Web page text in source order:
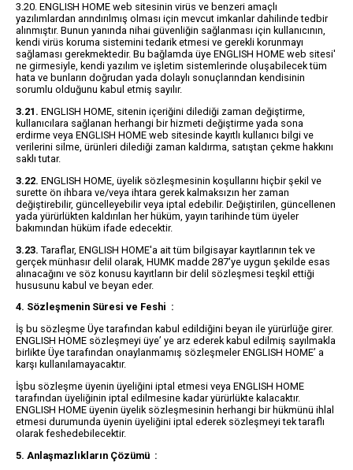
3.20. ENGLISH HOME web sitesinin virüs ve benzeri amaçlı
yazılımlardan arındırılmış olması için mevcut imkanlar dahilinde tedbir
alınmıştır. Bunun yanında nihai güvenliğin sağlanması için kullanıcının,
kendi virüs koruma sistemini tedarik etmesi ve gerekli korunmayı
sağlaması gerekmektedir. Bu bağlamda üye ENGLISH HOME web sitesi'
ne girmesiyle, kendi yazılım ve işletim sistemlerinde oluşabilecek tüm
hata ve bunların doğrudan yada dolaylı sonuçlarından kendisinin
sorumlu olduğunu kabul etmiş sayılır.
3.21. ENGLISH HOME, sitenin içeriğini dilediği zaman değiştirme,
kullanıcılara sağlanan herhangi bir hizmeti değiştirme yada sona
erdirme veya ENGLISH HOME web sitesinde kayıtlı kullanıcı bilgi ve
verilerini silme, ürünleri dilediği zaman kaldırma, satıştan çekme hakkını
saklı tutar.
3.22. ENGLISH HOME, üyelik sözleşmesinin koşullarını hiçbir şekil ve
surette ön ihbara ve/veya ihtara gerek kalmaksızın her zaman
değiştirebilir, güncelleyebilir veya iptal edebilir. Değiştirilen, güncellenen
yada yürürlükten kaldırılan her hüküm, yayın tarihinde tüm üyeler
bakımından hüküm ifade edecektir.
3.23. Taraflar, ENGLISH HOME'a ait tüm bilgisayar kayıtlarının tek ve
gerçek münhasır delil olarak, HUMK madde 287'ye uygun şekilde esas
alınacağını ve söz konusu kayıtların bir delil sözleşmesi teşkil ettiği
hususunu kabul ve beyan eder.
4. Sözleşmenin Süresi ve Feshi :
İş bu sözleşme Üye tarafından kabul edildiğini beyan ile yürürlüğe girer.
ENGLISH HOME sözleşmeyi üye’ ye arz ederek kabul edilmiş sayılmakla
birlikte Üye tarafından onaylanmamış sözleşmeler ENGLISH HOME’ a
karşı kullanılamayacaktır.
İşbu sözleşme üyenin üyeliğini iptal etmesi veya ENGLISH HOME
tarafından üyeliğinin iptal edilmesine kadar yürürlükte kalacaktır.
ENGLISH HOME üyenin üyelik sözleşmesinin herhangi bir hükmünü ihlal
etmesi durumunda üyenin üyeliğini iptal ederek sözleşmeyi tek taraflı
olarak feshedebilecektir.
5. Anlaşmazlıkların Çözümü :